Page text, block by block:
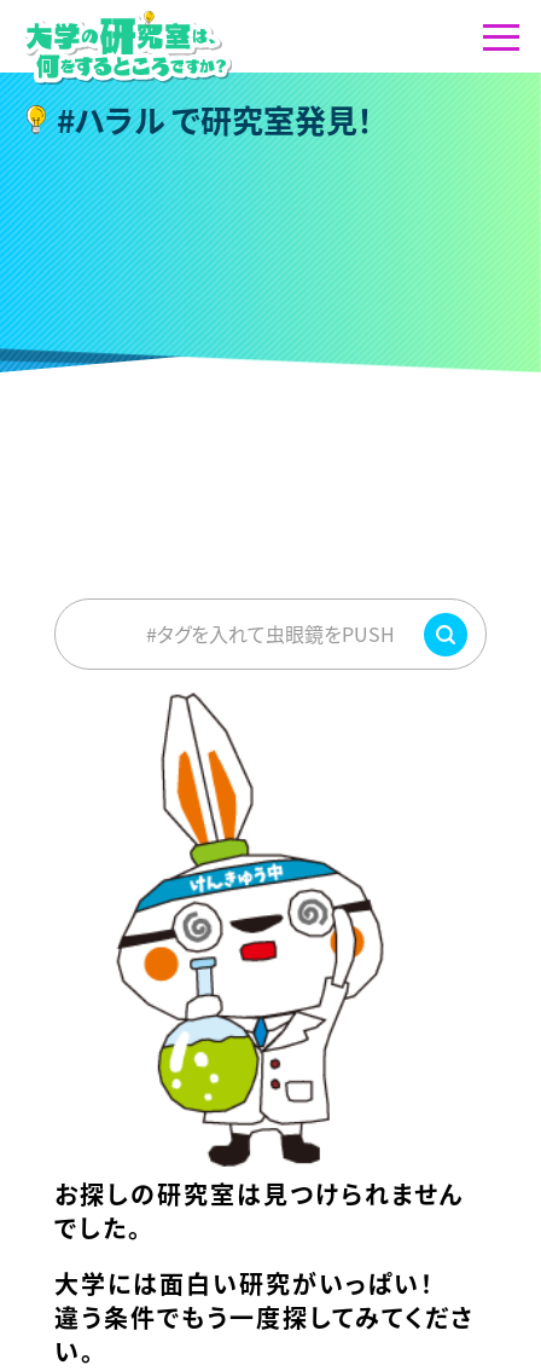
#ハラルで研究室発見！
#タグを入れて虫眼鏡をPUSH
お探しの研究室は見つけられません
でした。
大学には面白い研究がいっぱい！
違う条件でもう一度探してみてくださ
い。